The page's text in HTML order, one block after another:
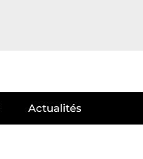
Actualités